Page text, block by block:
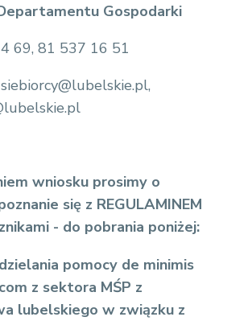
Gospodarki
69, 81 537 16 51
wniosku prosimy o
się z REGULAMINEM
- do pobrania poniżej:
pomocy de minimis
z sektora MŚP z
lubelskiego w związku z